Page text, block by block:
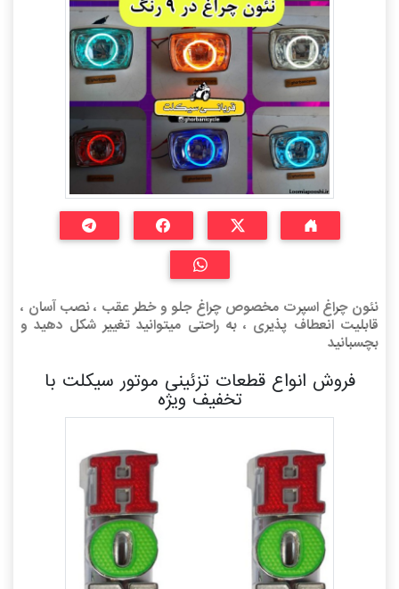
نئون چراغ اسپرت مخصوص چراغ جلو و خطر عقب ، نصب آسان ،
قابلیت انعطاف پذیری ، به راحتی میتوانید تغییر شکل دهید و
بچسبانید
فروش انواع قطعات تزئینی موتور سیکلت با
تخفیف ویژه